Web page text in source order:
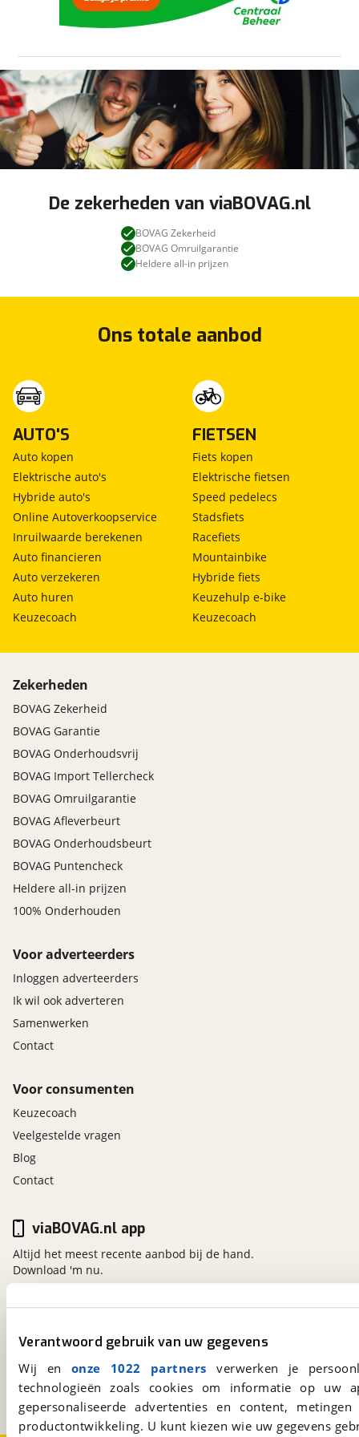
Verantwoord gebruik van uw gegevens
Wij en onze 1022 partners verwerken je
technologieën zoals cookies om informatie op
gepersonaliseerde advertenties en content,
productontwikkeling. U kunt kiezen wie uw gegevens
betekenen?
De koffie met een lekker kuukske staat klaar.
Bedankt voor uw online bezoek en graag tot ziens
bij Auto Huiskes!
om je aanvraag zo goed mogelijk bij de
aanbieder te brengen. Lees hier meer over in
De zekerheden van viaBOVAG.nl
BOVAG Zekerheid
BOVAG Omruilgarantie
Heldere all-in prijzen
Ons totale aanbod
AUTO'S
Auto kopen
Elektrische auto's
Hybride auto's
Online Autoverkoopservice
Inruilwaarde berekenen
Auto financieren
Auto verzekeren
Auto huren
Keuzecoach
FIETSEN
Fiets kopen
Elektrische fietsen
Speed pedelecs
Stadsfiets
Racefiets
Mountainbike
Hybride fiets
Keuzehulp e-bike
Keuzecoach
Zekerheden
BOVAG Zekerheid
BOVAG Garantie
BOVAG Onderhoudsvrij
BOVAG Import Tellercheck
BOVAG Omruilgarantie
BOVAG Afleverbeurt
BOVAG Onderhoudsbeurt
BOVAG Puntencheck
Heldere all-in prijzen
100% Onderhouden
Voor adverteerders
Inloggen adverteerders
Ik wil ook adverteren
Samenwerken
Contact
Voor consumenten
Keuzecoach
Veelgestelde vragen
Blog
Contact
viaBOVAG.nl
Kosterijland
3981 AJ
Bunnik
Een initiatief van
BOVAG
viaBOVAG.nl app
Altijd het meest recente aanbod bij de hand.
Download 'm nu.